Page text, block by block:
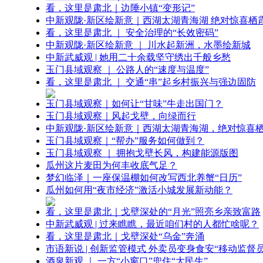
看，这里是肃北｜边陲小镇“变形记”
中新观陇·新区绘新意｜西湖太湖青海湖 绝对惊喜栖
看，这里是肃北 ｜ 安全治理的“长效密码”
中新观陇·新区绘新意 ｜ 川水起新洲，水墨绘新城
中新武威观 | 她用二十余载坚守绣出千般乡愁
玉门县域观察 ｜ 公路人的“速度与温度”
看，这里是肃北 ｜ 交通“串”起乡村振兴与强边固防
玉门县域观察｜如何让“甘味”牛走出国门？
玉门县域观察｜风起戈壁，向绿而行
中新观陇·新区绘新意｜西湖太湖青海湖，绝对惊喜
玉门县域观察｜“帮办”服务如何做到？
玉门县域观察 ｜ 拥抱戈壁长风，构建能源版图
瓜州这片麦田为何丰收底气足？
梦幻临泽｜一座保温棚如何改写西北养蟹“日历”
瓜州如何用“夜市经济”激活小城发展新动能？
看，这里是肃北｜戈壁深处的“月光”照亮乡亲致富路
中新武威观 | 过来瞧瞧，最近咱们村的人都忙啥呢？
看，这里是肃北｜戈壁深处“乌金”奔涌
市语新说 | 创新监管模式 外卖员变身食安“移动监督
酒泉新观 ｜ 一方“小窗口”兜住“大民生”